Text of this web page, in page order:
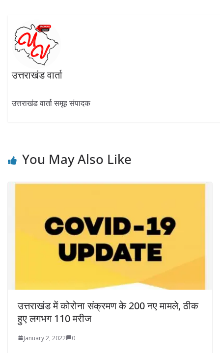
उत्तराखंड वार्ता
उत्तराखंड वार्ता समूह संपादक
You May Also Like
उत्तराखंड में कोरोना संक्रमण के 200 नए मामले, ठीक
हुए लगभग 110 मरीज
January 2, 2022 0